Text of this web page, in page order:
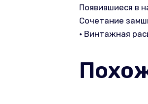
Появившиеся в
Сочетание
• Винтажная